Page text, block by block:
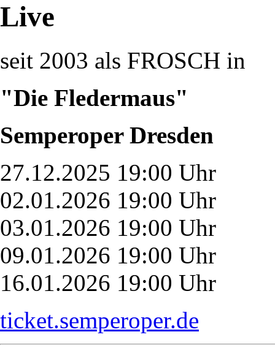
Live
seit 2003 als FROSCH in
"Die Fledermaus"
Semperoper Dresden
27.12.2025 19:00 Uhr
02.01.2026 19:00 Uhr
03.01.2026 19:00 Uhr
09.01.2026 19:00 Uhr
16.01.2026 19:00 Uhr
ticket.semperoper.de